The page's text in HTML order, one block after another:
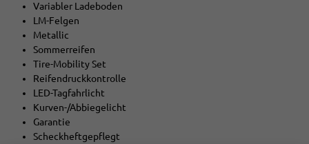
Variabler Ladeboden
LM-Felgen
Metallic
Sommerreifen
Tire-Mobility Set
Reifendruckkontrolle
LED-Tagfahrlicht
Kurven-/Abbiegelicht
Garantie
Scheckheftgepflegt